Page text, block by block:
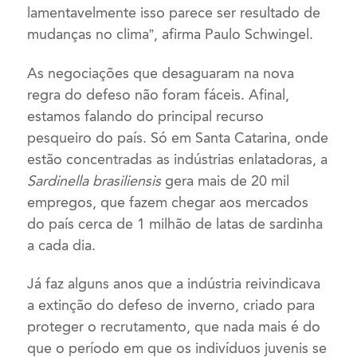
lamentavelmente isso parece ser resultado de
mudanças no clima”, afirma Paulo Schwingel.
As negociações que desaguaram na nova
regra do defeso não foram fáceis. Afinal,
estamos falando do principal recurso
pesqueiro do país. Só em Santa Catarina, onde
estão concentradas as indústrias enlatadoras, a
Sardinella brasiliensisgera mais de 20 mil
empregos, que fazem chegar aos mercados
do país cerca de 1 milhão de latas de sardinha
a cada dia.
Já faz alguns anos que a indústria reivindicava
a extinção do defeso de inverno, criado para
proteger o recrutamento, que nada mais é do
que o período em que os indivíduos juvenis se